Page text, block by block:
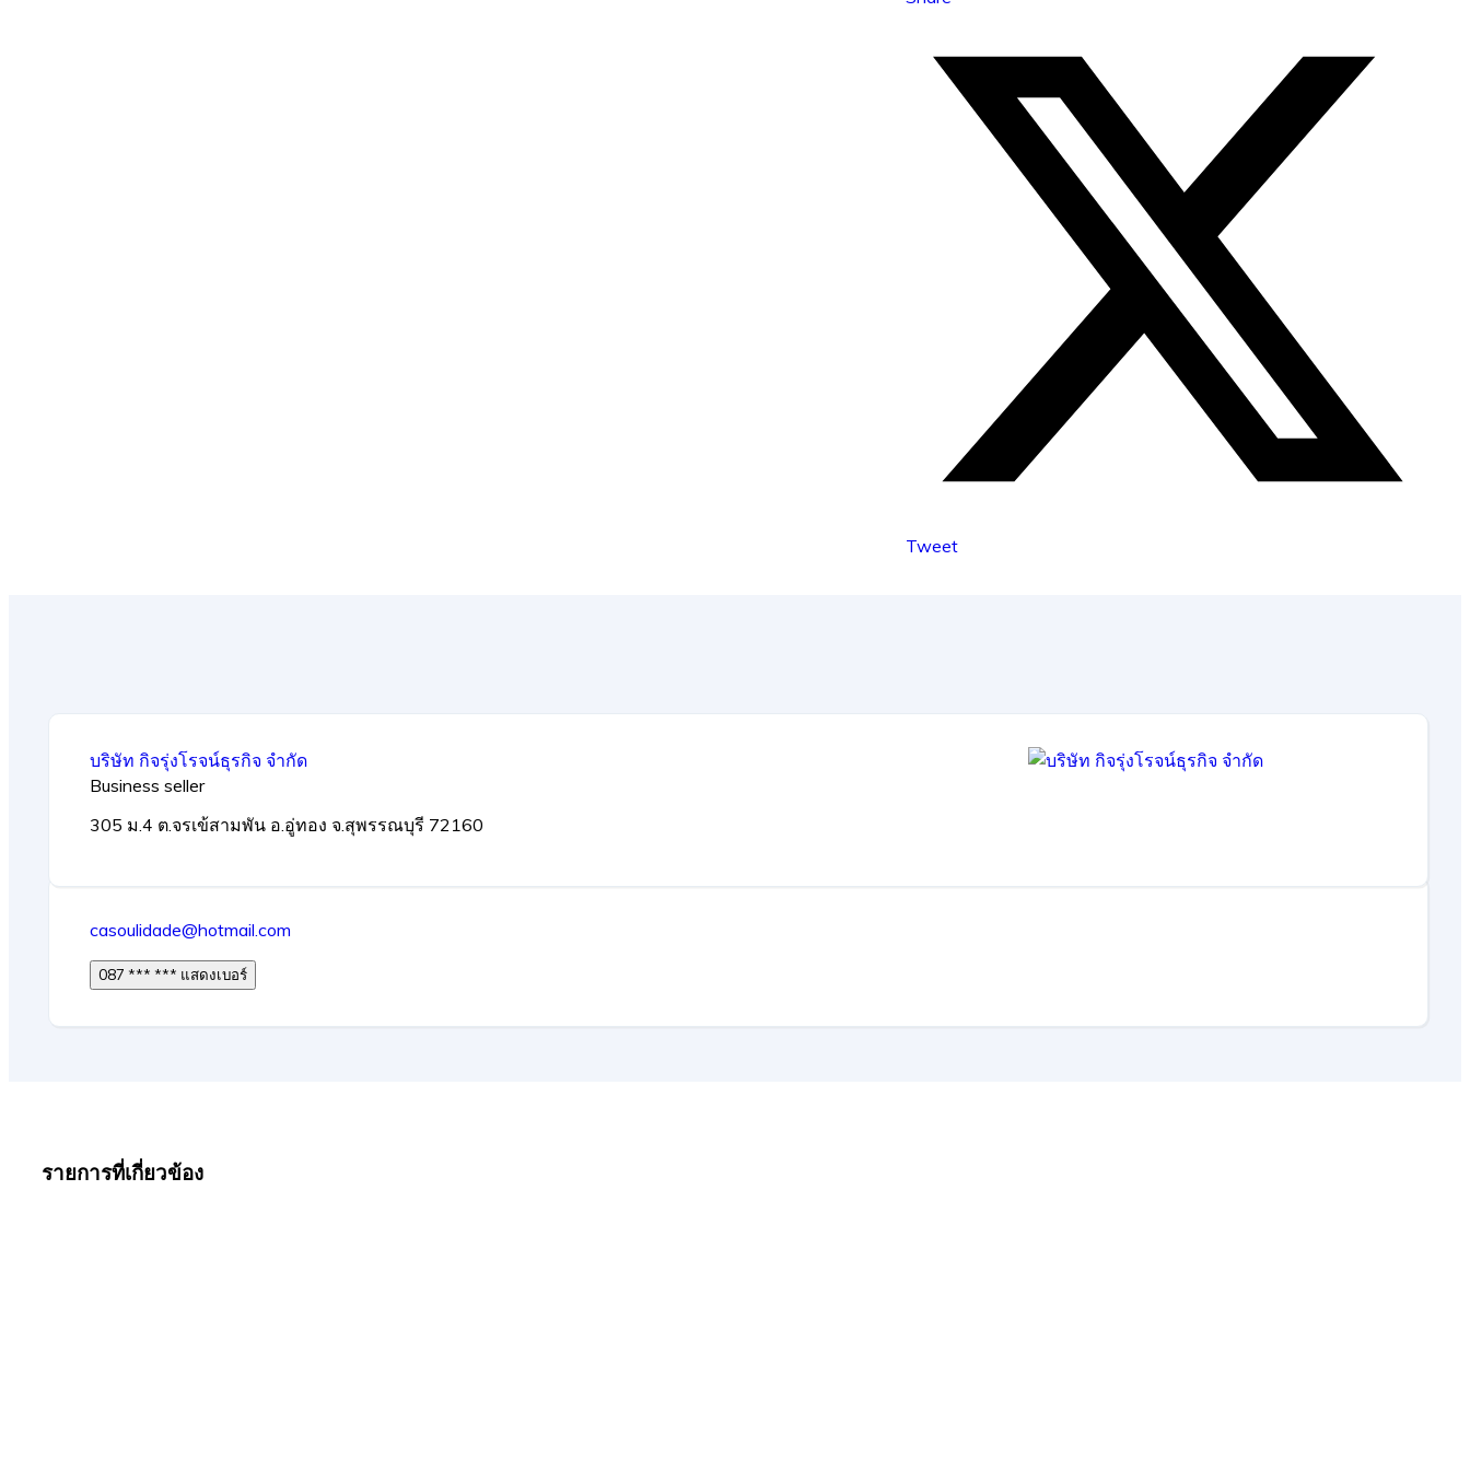
Tweet
บริษัท กิจรุ่งโรจน์ธุรกิจ จำกัด
Business seller
305 ม.4 ต.จรเข้สามพัน อ.อู่ทอง จ.สุพรรณบุรี 72160
casoulidade@hotmail.com
087 *** *** แสดงเบอร์
รายการที่เกี่ยวข้อง